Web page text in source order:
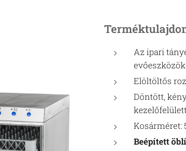
Az ipari
Elöltöltős
Döntött,
Kosárméret:
Beépített